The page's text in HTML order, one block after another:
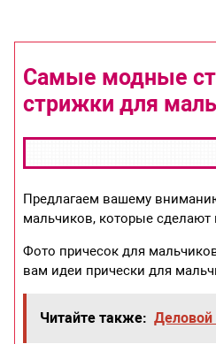
Самые модные
стрижки для
Предлагаем вашему
мальчиков, которые
Фото причесок для
вам идеи прически для
Читайте также: